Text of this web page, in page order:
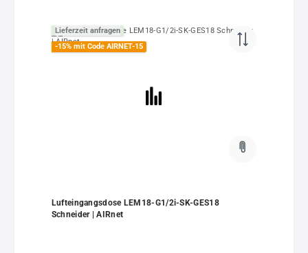
Lieferzeit anfragen
-15% mit Code AIRNET-15
Lufteingangsdose LEM18-G1/2i-SK-GES18
Schneider | AIRnet